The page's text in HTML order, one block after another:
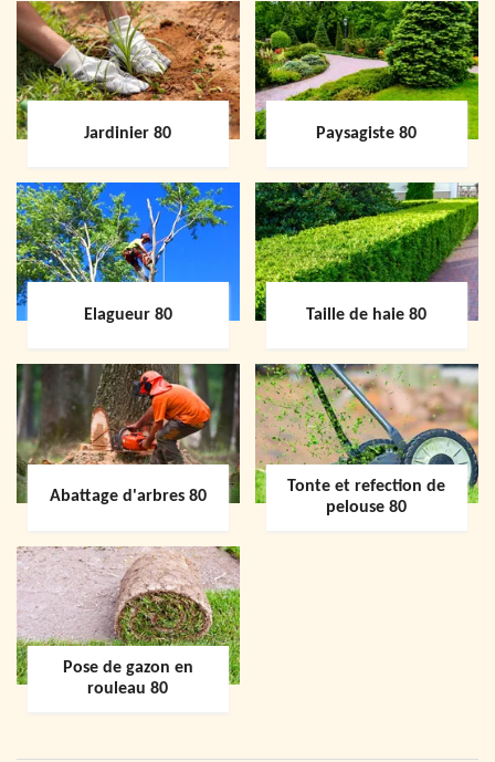
Jardinier 80 Paysagiste 80
Elagueur 80 Taille de haie 80
Abattage d'arbres 80
Tonte et refection de
pelouse 80
Pose de gazon en
rouleau 80